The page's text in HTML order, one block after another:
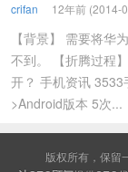
crifan 12年前 (2014-
【背景】 需要将华
不到。 【折腾过程
开？ 手机资讯
>Android版本 5次...
版权所有，保留